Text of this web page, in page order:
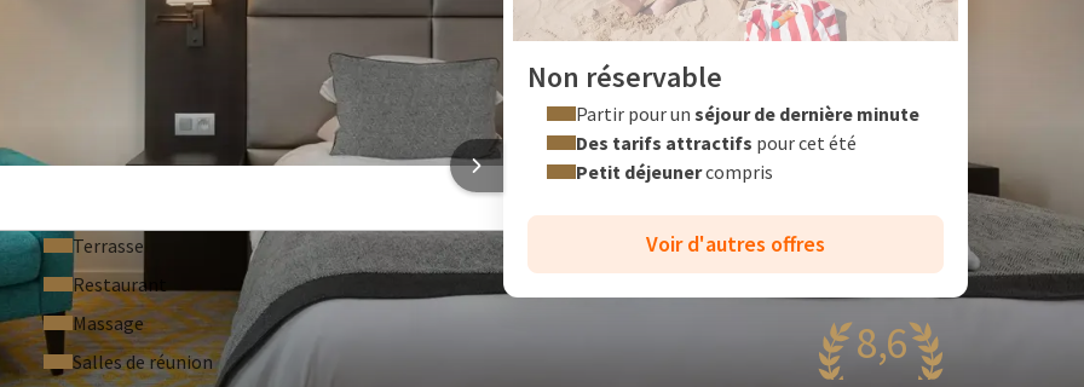
compte. Réservez votre hôtel préféré avec l'offre 72 heures
de Waterloo
WATERLOO
Terrasse
Restaurant
Massage
Salles de réunion
Non réservable
Partir pour un séjour de dernière minute
Des tarifs attractifs pour cet été
Petit déjeunercompris
Voir d'autres offres
8,6